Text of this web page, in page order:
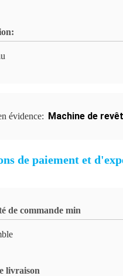
évidence: Machine de
de paiement et
de commande min
livraison